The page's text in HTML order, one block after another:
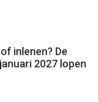
inlenen? De
2027 lopen